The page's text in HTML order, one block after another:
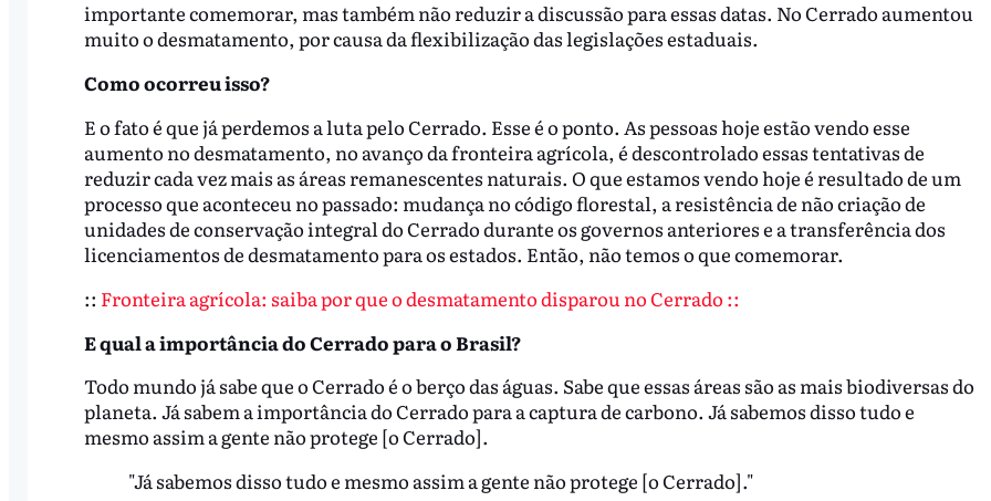
importante comemorar, mas também não reduzir a discussão para essas datas. No Cerrado aumentou
muito o desmatamento, por causa da flexibilização das legislações estaduais.
Como ocorreu isso?
E o fato é que já perdemos a luta pelo Cerrado. Esse é o ponto. As pessoas hoje estão vendo esse
aumento no desmatamento, no avanço da fronteira agrícola, é descontrolado essas tentativas de
reduzir cada vez mais as áreas remanescentes naturais. O que estamos vendo hoje é resultado de um
processo que aconteceu no passado: mudança no código florestal, a resistência de não criação de
unidades de conservação integral do Cerrado durante os governos anteriores e a transferência dos
licenciamentos de desmatamento para os estados. Então, não temos o que comemorar.
:: Fronteira agrícola: saiba por que o desmatamento disparou no Cerrado ::
E qual a importância do Cerrado para o Brasil?
Todo mundo já sabe que o Cerrado é o berço das águas. Sabe que essas áreas são as mais biodiversas do
planeta. Já sabem a importância do Cerrado para a captura de carbono. Já sabemos disso tudo e
mesmo assim a gente não protege [o Cerrado].
"Já sabemos disso tudo e mesmo assim a gente não protege [o Cerrado]."